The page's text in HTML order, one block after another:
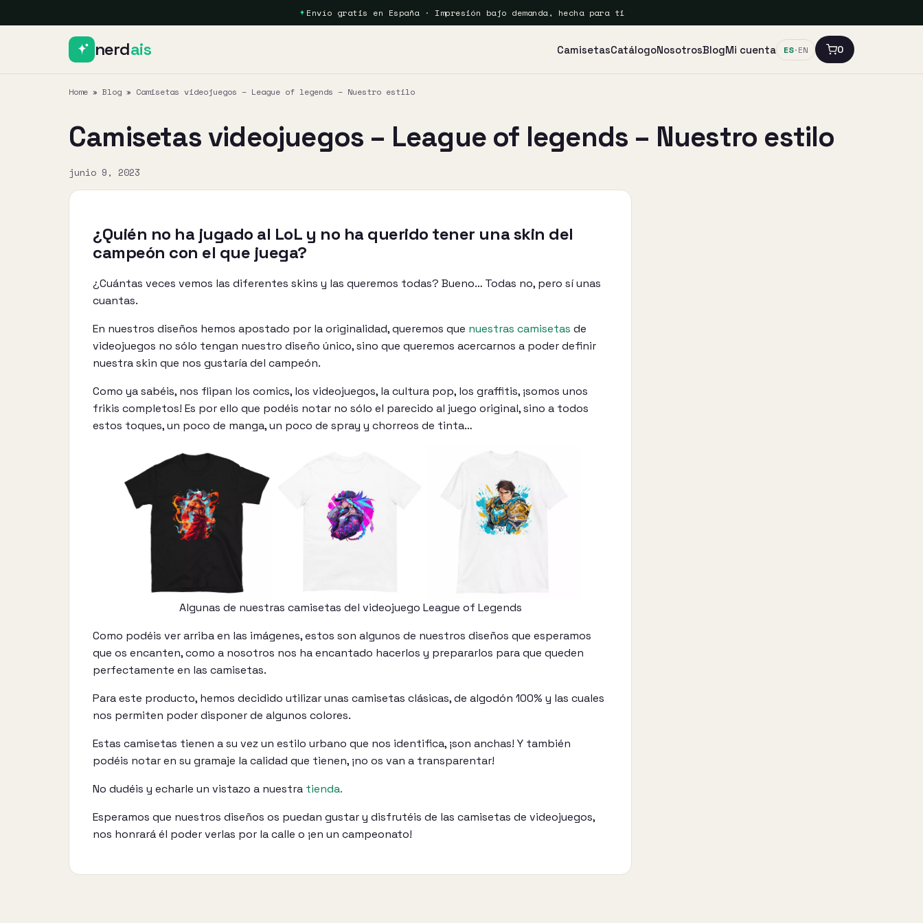
Envío gratis en España · Impresión bajo demanda, hecha para ti
nerdais CamisetasCatálogoNosotrosBlogMi cuenta ES·EN 0
Home » Blog » Camisetas videojuegos – League of legends – Nuestro estilo
Camisetas videojuegos – League of legends – Nuestro estilo
junio 9, 2023
¿Quién no ha jugado al LoL y no ha querido tener una skin del
campeón con el que juega?
¿Cuántas veces vemos las diferentes skins y las queremos todas? Bueno… Todas no, pero sí unas
cuantas.
En nuestros diseños hemos apostado por la originalidad, queremos que nuestras camisetas de
videojuegos no sólo tengan nuestro diseño único, sino que queremos acercarnos a poder definir
nuestra skin que nos gustaría del campeón.
Como ya sabéis, nos flipan los comics, los videojuegos, la cultura pop, los graffitis, ¡somos unos
frikis completos! Es por ello que podéis notar no sólo el parecido al juego original, sino a todos
estos toques, un poco de manga, un poco de spray y chorreos de tinta…
Algunas de nuestras camisetas del videojuego League of Legends
Como podéis ver arriba en las imágenes, estos son algunos de nuestros diseños que esperamos
que os encanten, como a nosotros nos ha encantado hacerlos y prepararlos para que queden
perfectamente en las camisetas.
Para este producto, hemos decidido utilizar unas camisetas clásicas, de algodón 100% y las cuales
nos permiten poder disponer de algunos colores.
Estas camisetas tienen a su vez un estilo urbano que nos identifica, ¡son anchas! Y también
podéis notar en su gramaje la calidad que tienen, ¡no os van a transparentar!
No dudéis y echarle un vistazo a nuestra tienda.
Esperamos que nuestros diseños os puedan gustar y disfrutéis de las camisetas de videojuegos,
nos honrará él poder verlas por la calle o ¡en un campeonato!